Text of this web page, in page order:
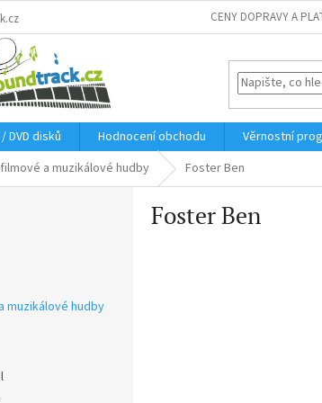
CENY DOPRAVY A
DVD disků Hodnocení obchodu Věrnostní
a muzikálové hudby Foster Ben
muzikálové hudby
Foster Ben